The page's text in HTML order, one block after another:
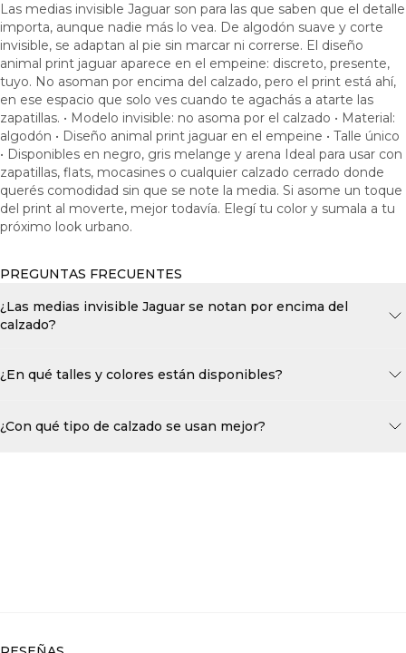
Las medias invisible Jaguar son para las que saben que el detalle
importa, aunque nadie más lo vea. De algodón suave y corte
invisible, se adaptan al pie sin marcar ni correrse. El diseño
animal print jaguar aparece en el empeine: discreto, presente,
tuyo. No asoman por encima del calzado, pero el print está ahí,
en ese espacio que solo ves cuando te agachás a atarte las
zapatillas. • Modelo invisible: no asoma por el calzado • Material:
algodón • Diseño animal print jaguar en el empeine • Talle único
• Disponibles en negro, gris melange y arena Ideal para usar con
zapatillas, flats, mocasines o cualquier calzado cerrado donde
querés comodidad sin que se note la media. Si asome un toque
del print al moverte, mejor todavía. Elegí tu color y sumala a tu
próximo look urbano.
PREGUNTAS FRECUENTES
¿Las medias invisible Jaguar se notan por encima del
calzado?
¿En qué talles y colores están disponibles?
¿Con qué tipo de calzado se usan mejor?